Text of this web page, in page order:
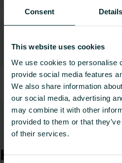
Consent Details
This website uses cookies
We use cookies to personalise
provide social media features
We also share information
our social media, advertising
may combine it with other
provided to them or that
of their services.
ISO 50001 sertifikāti
Ātra
Garantijas
Kā mēs varam